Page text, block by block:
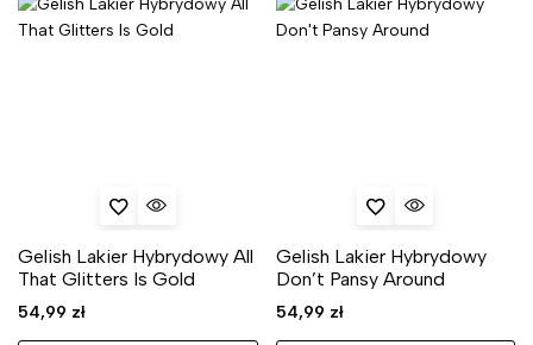
Gelish Lakier Hybrydowy All
That Glitters Is Gold
54,99 zł
Gelish Lakier Hybrydowy
Don’t Pansy Around
54,99 zł